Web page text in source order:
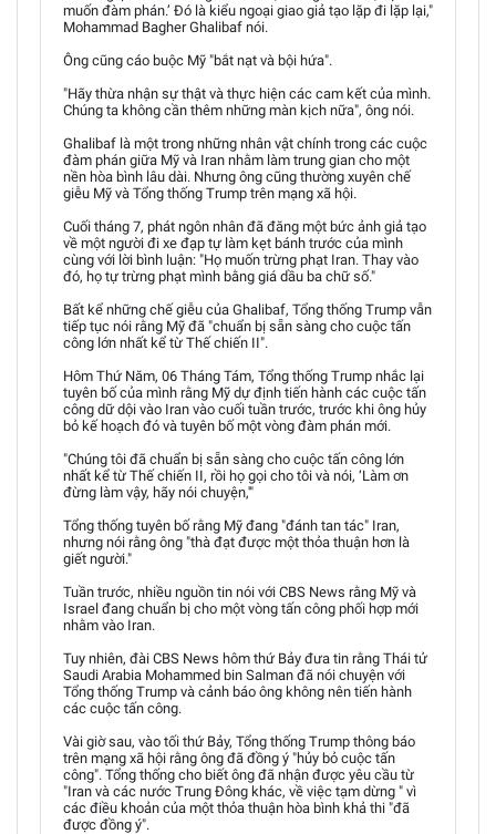
muốn đàm phán.’ Đó là kiểu ngoại giao giả tạo lặp đi lặp lại,"
Mohammad Bagher Ghalibaf nói.
Ông cũng cáo buộc Mỹ "bắt nạt và bội hứa".
"Hãy thừa nhận sự thật và thực hiện các cam kết của mình.
Chúng ta không cần thêm những màn kịch nữa", ông nói.
Ghalibaf là một trong những nhân vật chính trong các cuộc
đàm phán giữa Mỹ và Iran nhằm làm trung gian cho một
nền hòa bình lâu dài. Nhưng ông cũng thường xuyên chế
giễu Mỹ và Tổng thống Trump trên mạng xã hội.
Cuối tháng 7, phát ngôn nhân đã đăng một bức ảnh giả tạo
về một người đi xe đạp tự làm kẹt bánh trước của mình
cùng với lời bình luận: "Họ muốn trừng phạt Iran. Thay vào
đó, họ tự trừng phạt mình bằng giá dầu ba chữ số."
Bất kể những chế giễu của Ghalibaf, Tổng thống Trump vẫn
tiếp tục nói rằng Mỹ đã "chuẩn bị sẵn sàng cho cuộc tấn
công lớn nhất kể từ Thế chiến II".
Hôm Thứ Năm, 06 Tháng Tám, Tổng thống Trump nhắc lại
tuyên bố của mình rằng Mỹ dự định tiến hành các cuộc tấn
công dữ dội vào Iran vào cuối tuần trước, trước khi ông hủy
bỏ kế hoạch đó và tuyên bố một vòng đàm phán mới.
"Chúng tôi đã chuẩn bị sẵn sàng cho cuộc tấn công lớn
nhất kể từ Thế chiến II, rồi họ gọi cho tôi và nói, ‘Làm ơn
đừng làm vậy, hãy nói chuyện,'"
Tổng thống tuyên bố rằng Mỹ đang "đánh tan tác" Iran,
nhưng nói rằng ông "thà đạt được một thỏa thuận hơn là
giết người."
Tuần trước, nhiều nguồn tin nói với CBS News rằng Mỹ và
Israel đang chuẩn bị cho một vòng tấn công phối hợp mới
nhằm vào Iran.
Tuy nhiên, đài CBS News hôm thứ Bảy đưa tin rằng Thái tử
Saudi Arabia Mohammed bin Salman đã nói chuyện với
Tổng thống Trump và cảnh báo ông không nên tiến hành
các cuộc tấn công.
Vài giờ sau, vào tối thứ Bảy, Tổng thống Trump thông báo
trên mạng xã hội rằng ông đã đồng ý "hủy bỏ cuộc tấn
công". Tổng thống cho biết ông đã nhận được yêu cầu từ
"Iran và các nước Trung Đông khác, về việc tạm dừng " vì
các điều khoản của một thỏa thuận hòa bình khả thi "đã
được đồng ý".